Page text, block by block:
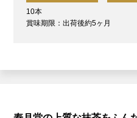
10本
賞味期限：出荷後約5ヶ月